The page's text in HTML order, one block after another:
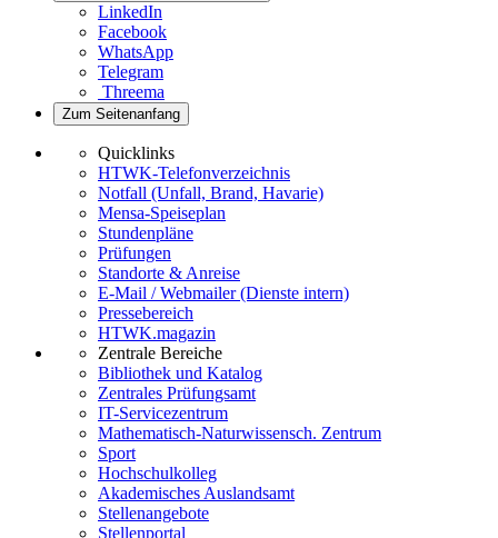
LinkedIn
Facebook
WhatsApp
Telegram
Threema
Zum Seitenanfang
Quicklinks
HTWK-Telefonverzeichnis
Notfall (Unfall, Brand, Havarie)
Mensa-Speiseplan
Stundenpläne
Prüfungen
Standorte & Anreise
E-Mail / Webmailer (Dienste intern)
Pressebereich
HTWK.magazin
Zentrale Bereiche
Bibliothek und Katalog
Zentrales Prüfungsamt
IT-Servicezentrum
Mathematisch-Naturwissensch. Zentrum
Sport
Hochschulkolleg
Akademisches Auslandsamt
Stellenangebote
Stellenportal